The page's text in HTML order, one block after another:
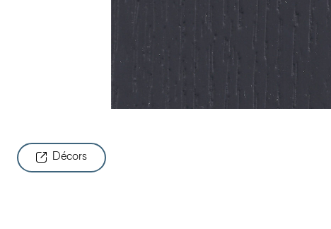
Décors